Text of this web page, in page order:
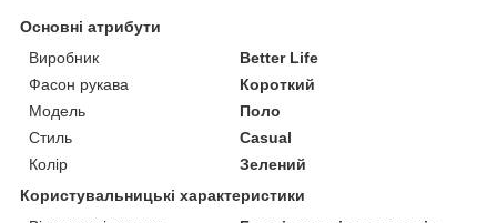
Основні атрибути
Виробник
Better Life
Фасон рукава
Короткий
Модель
Поло
Стиль
Casual
Колір
Зелений
Користувальницькі характеристики